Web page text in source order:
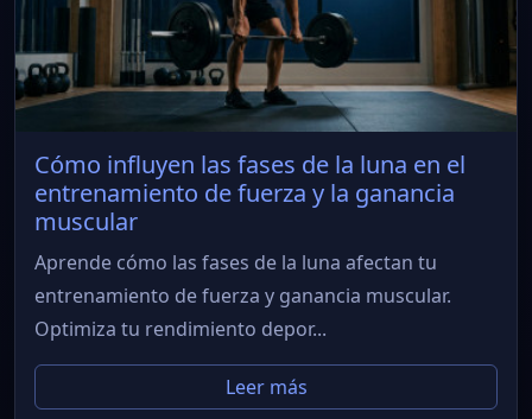
Cómo influyen las fases de la luna en el
entrenamiento de fuerza y la ganancia
muscular
Aprende cómo las fases de la luna afectan tu
entrenamiento de fuerza y ganancia muscular.
Optimiza tu rendimiento depor...
Leer más